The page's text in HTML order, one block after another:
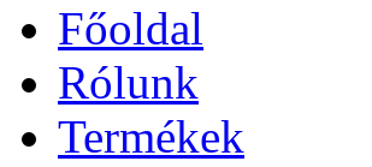
Főoldal
Rólunk
Termékek